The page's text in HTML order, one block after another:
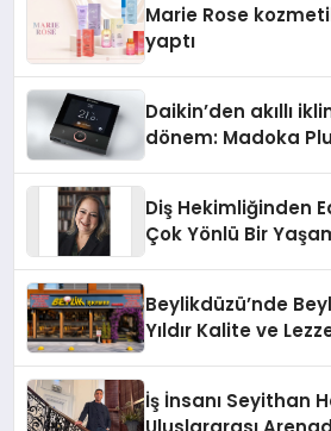
Marie Rose
yaptı
Daikin’den akıllı
dönem: Madoka
Diş Hekimliğinden
Çok Yönlü Bir
Beylikdüzü’nde
Yıldır Kalite ve
İş İnsanı Seyithan